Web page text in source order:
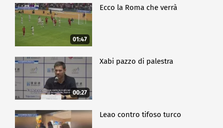
01:47
Ecco la Roma che verrà
00:27
Xabi pazzo di palestra
Leao contro tifoso turco